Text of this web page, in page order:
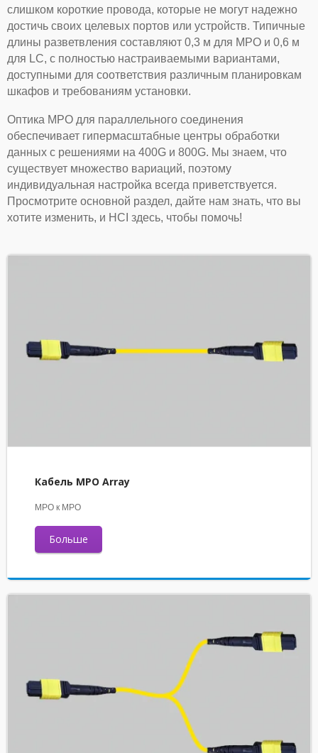
слишком короткие провода, которые не могут надежно
достичь своих целевых портов или устройств. Типичные
длины разветвления составляют 0,3 м для MPO и 0,6 м
для LC, с полностью настраиваемыми вариантами,
доступными для соответствия различным планировкам
шкафов и требованиям установки.
Оптика MPO для параллельного соединения
обеспечивает гипермасштабные центры обработки
данных с решениями на 400G и 800G. Мы знаем, что
существует множество вариаций, поэтому
индивидуальная настройка всегда приветствуется.
Просмотрите основной раздел, дайте нам знать, что вы
хотите изменить, и HCI здесь, чтобы помочь!
Кабель MPO Array
MPO к MPO
Больше